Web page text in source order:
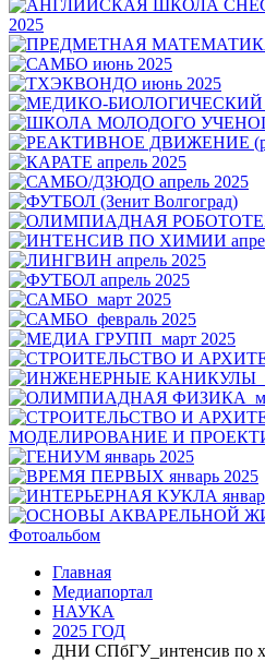
Фотоальбом
Главная
Медиапортал
НАУКА
2025 ГОД
ДНИ СПбГУ_интенсив по